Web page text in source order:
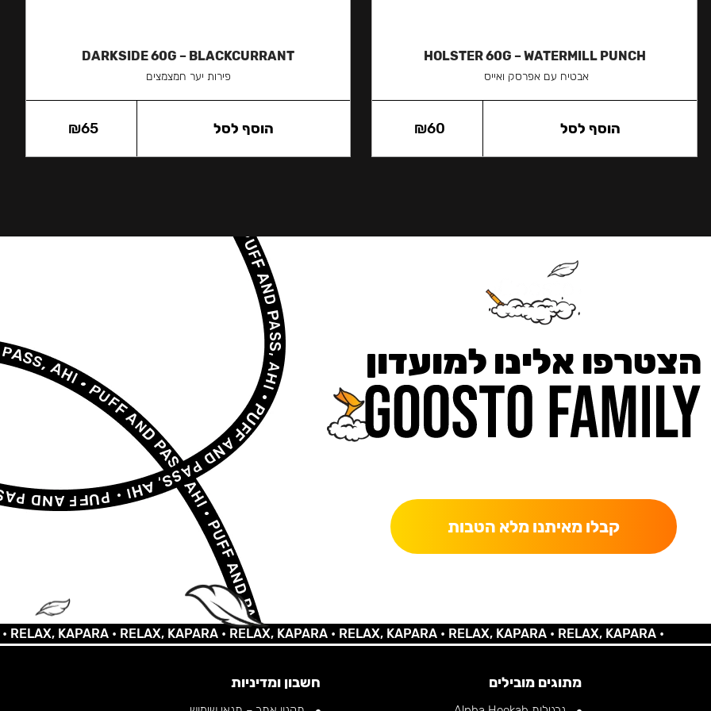
HOLSTER 60G – WATERMILL PUNCH
אבטיח עם אפרסק ואייס
₪60 הוסף לסל
DARKSIDE 60G – BLACKCURRANT
פירות יער חמצמצים
₪65 הוסף לסל
הצטרפו אלינו למועדון
קבלו מאיתנו מלא הטבות
KAPARA •RELAX, KAPARA •RELAX, KAPARA •RELAX, KAPARA •RELAX, KAPARA •RELAX, KAPARA •
מתוגים מובילים חשבון ומדיניות